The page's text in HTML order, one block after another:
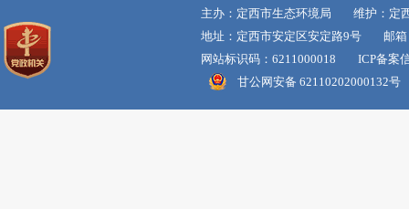
主办：定西市生态环境局 维护：定
地址：定西市安定区安定路9号 邮箱
网站标识码：6211000018 ICP备案
甘公网安备 62110202000132号